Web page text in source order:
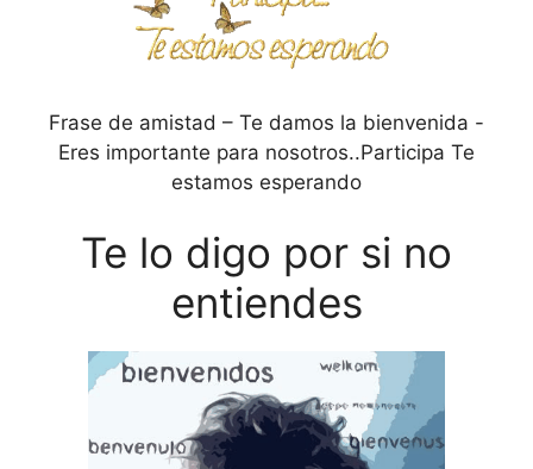
Frase de amistad – Te damos la bienvenida -
Eres importante para nosotros..Participa Te
estamos esperando
Te lo digo por si no
entiendes